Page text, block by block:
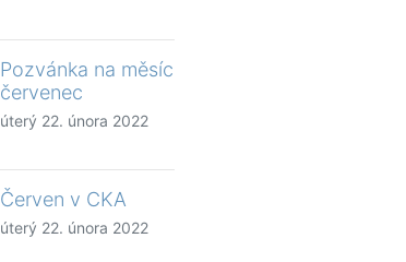
Pozvánka na měsíc
červenec
úterý 22. února 2022
Červen v CKA
úterý 22. února 2022